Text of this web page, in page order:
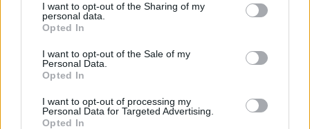
I want to opt-out of the Sharing of my
personal data.
Opted In
I want to opt-out of the Sale of my
Personal Data.
Opted In
I want to opt-out of processing my
Personal Data for Targeted Advertising.
Opted In
Stime: 9
Ti stimo fratella
Link